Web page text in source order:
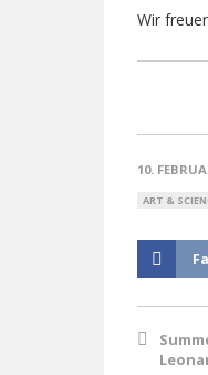
Wir
10.
ART &